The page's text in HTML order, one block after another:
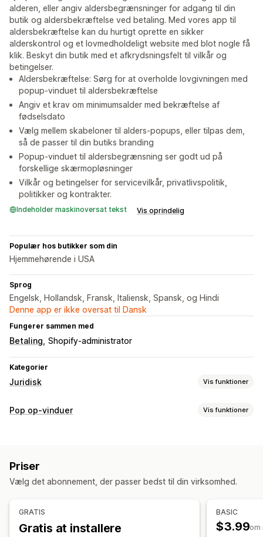
alderen, eller angiv aldersbegrænsninger for adgang til din
butik og aldersbekræftelse ved betaling. Med vores app til
aldersbekræftelse kan du hurtigt oprette en sikker
alderskontrol og et lovmedholdeligt website med blot nogle få
klik. Beskyt din butik med et afkrydsningsfelt til vilkår og
betingelser.
Aldersbekræftelse: Sørg for at overholde lovgivningen med
popup-vinduet til aldersbekræftelse
Angiv et krav om minimumsalder med bekræftelse af
fødselsdato
Vælg mellem skabeloner til alders-popups, eller tilpas dem,
så de passer til din butiks branding
Popup-vinduet til aldersbegrænsning ser godt ud på
forskellige skærmopløsninger
Vilkår og betingelser for servicevilkår, privatlivspolitik,
politikker og kontrakter.
Indeholder maskinoversat tekst Vis oprindelig
Populær hos butikker som din
Hjemmehørende i USA
Sprog
Engelsk, Hollandsk, Fransk, Italiensk, Spansk, og Hindi
Denne app er ikke oversat til Dansk
Fungerer sammen med
Betaling Shopify-administrator
Kategorier
Juridisk Vis funktioner
Overholdelse
Tilpasning
Afkrydsningsfelter
Pop op-vinduer
Farve og skrifttype
Husk mig
Pop op-vinduer Vis funktioner
Priser
Vælg det abonnement, der passer bedst til din virksomhed.
GRATIS
Gratis at installere
BASIC
$3.99om